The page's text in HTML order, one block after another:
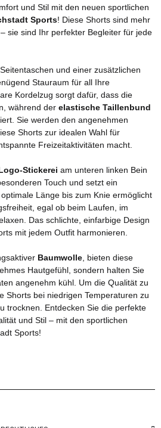
und Stil mit den neuen sportlichen
Sports! Diese Shorts sind mehr
sie sind Ihr perfekter Begleiter für jede
und einer zusätzlichen
Stauraum für all Ihre
Kordelzug sorgt dafür, dass die
während der elastische Taillenbund
Sie werden den angenehmen
Shorts zur idealen Wahl für
Freizeitaktivitäten macht.
Stickerei am unteren linken Bein
Touch und setzt ein
Länge bis zum Knie ermöglicht
egal ob beim Laufen, im
Das schlichte, einfarbige Design
mit jedem Outfit harmonieren.
Baumwolle, bieten diese
Hautgefühl, sondern halten Sie
angenehm kühl. Um die Qualität zu
Shorts bei niedrigen Temperaturen zu
trocknen. Entdecken Sie die perfekte
und Stil – mit den sportlichen
Sports!